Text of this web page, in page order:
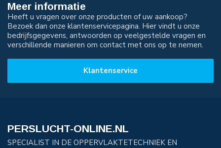
Meer informatie
Heeft u vragen over onze producten of uw aankoop?
Bezoek dan onze klantenservicepagina. Hier vindt u onze
bedrijfsgegevens, antwoorden op veelgestelde vragen en
verschillende manieren om contact met ons op te nemen.
Klantenservice
PERSLUCHT-ONLINE.NL
SPECIALIST IN DE OPPERVLAKTETECHNIEK EN